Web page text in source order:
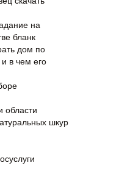
на
бланк
дом по
в чем его
области
шкур